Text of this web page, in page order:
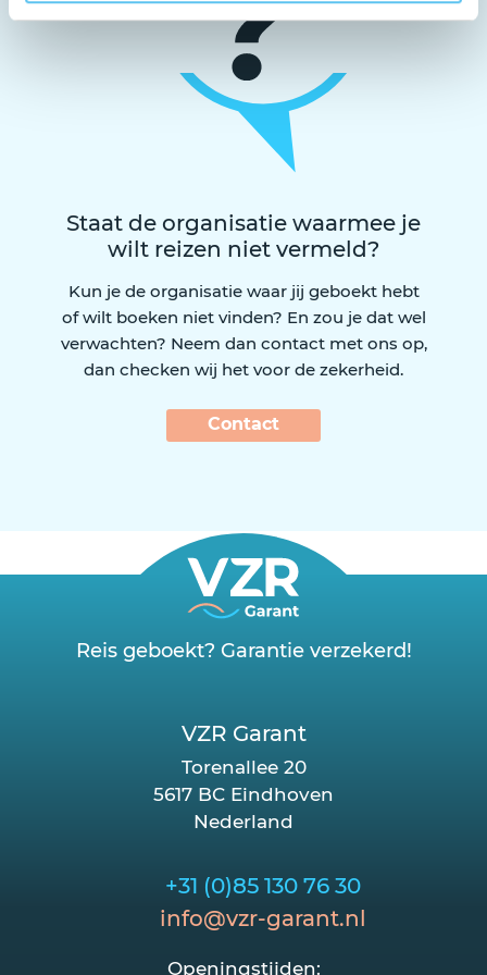
Staat de organisatie waarmee je
wilt reizen niet vermeld?
Kun je de organisatie waar jij geboekt hebt
of wilt boeken niet vinden? En zou je dat wel
verwachten? Neem dan contact met ons op,
dan checken wij het voor de zekerheid.
Contact
Reis geboekt? Garantie verzekerd!
+31 (0)85 130 76 30
info@vzr-garant.nl
Openingstijden:
VZR Garant
Torenallee 20
5617 BC Eindhoven
Nederland